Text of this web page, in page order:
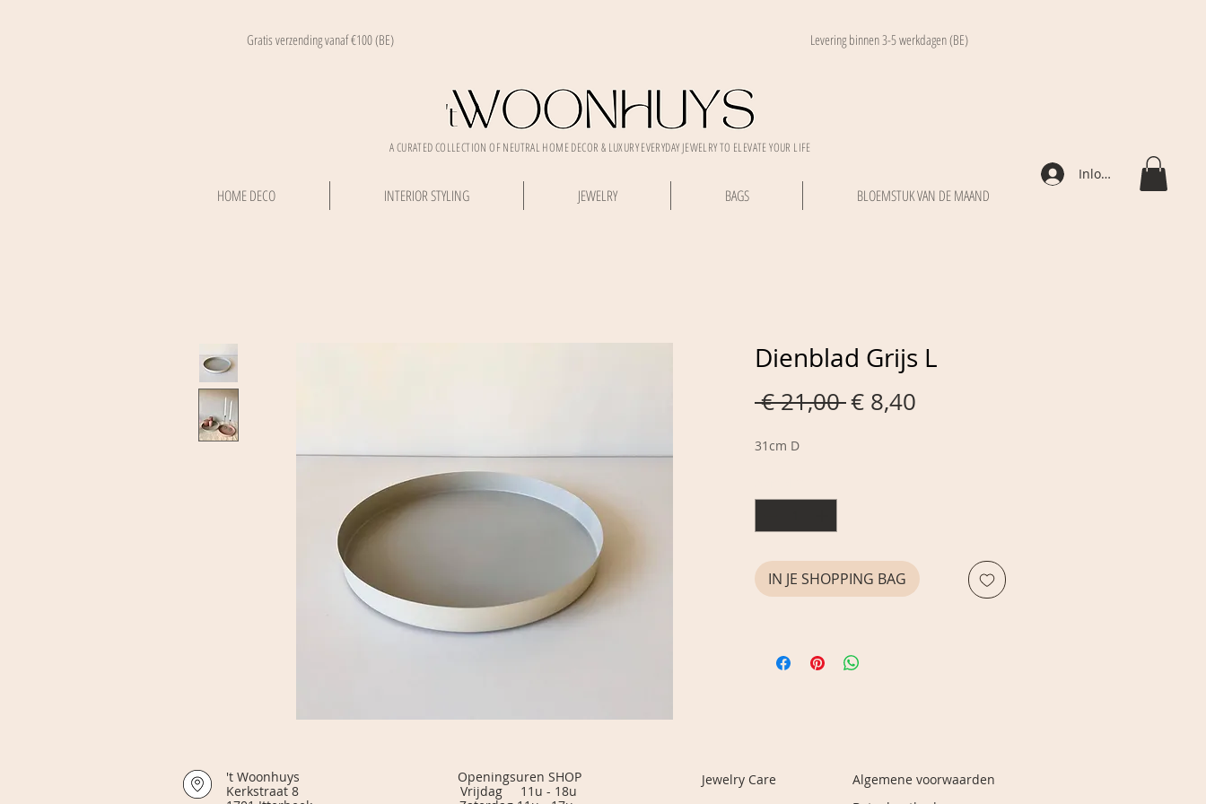
Gratis verzending vanaf €100 (BE) Levering binnen 3-5 werkdagen (BE)
A CURATED COLLECTION OF NEUTRAL HOME DECOR & LUXURY EVERYDAY JEWELRY TO ELEVATE YOUR LIFE
HOME DECO INTERIOR STYLING JEWELRY BAGS BLOEMSTUK VAN DE MAAND
Inloggen
Dienblad Grijs L
€ 21,00 Normale
€ 8,40
31cm D
IN JE SHOPPING BAG
Jewelry Care
't Woonhuys Openingsuren SHOP
Kerkstraat 8 Vrijdag 11u - 18u
Algemene voorwaarden